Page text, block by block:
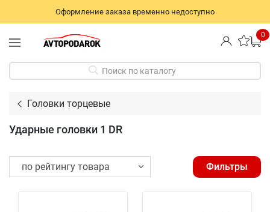
Оформление заказа временно недоступно
0
Поиск по каталогу
Головки торцевые
Ударные головки 1 DR
Фильтры